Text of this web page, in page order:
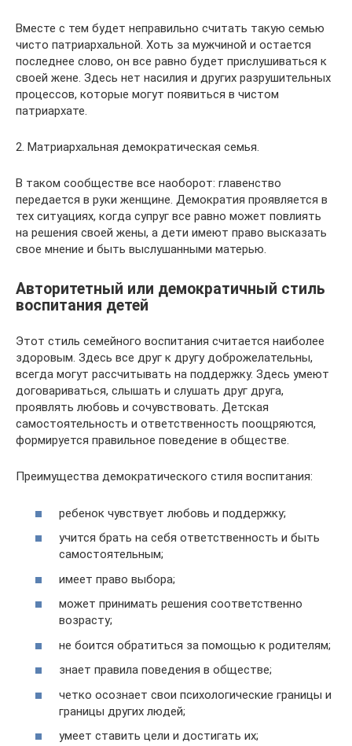
Вместе с тем будет неправильно считать такую семью
чисто патриархальной. Хоть за мужчиной и остается
последнее слово, он все равно будет прислушиваться к
своей жене. Здесь нет насилия и других разрушительных
процессов, которые могут появиться в чистом
патриархате.
2. Матриархальная демократическая семья.
В таком сообществе все наоборот: главенство
передается в руки женщине. Демократия проявляется в
тех ситуациях, когда супруг все равно может повлиять
на решения своей жены, а дети имеют право высказать
свое мнение и быть выслушанными матерью.
Авторитетный или демократичный стиль
воспитания детей
Этот стиль семейного воспитания считается наиболее
здоровым. Здесь все друг к другу доброжелательны,
всегда могут рассчитывать на поддержку. Здесь умеют
договариваться, слышать и слушать друг друга,
проявлять любовь и сочувствовать. Детская
самостоятельность и ответственность поощряются,
формируется правильное поведение в обществе.
Преимущества демократического стиля воспитания:
ребенок чувствует любовь и поддержку;
учится брать на себя ответственность и быть
самостоятельным;
имеет право выбора;
может принимать решения соответственно
возрасту;
не боится обратиться за помощью к родителям;
знает правила поведения в обществе;
четко осознает свои психологические границы и
границы других людей;
умеет ставить цели и достигать их;